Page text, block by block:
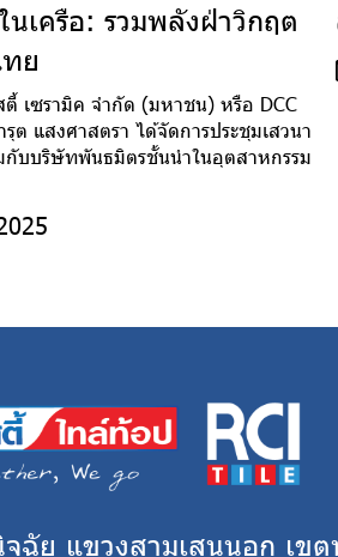
เครือ: รวมพลังฝ่าวิกฤต
ย
เซรามิค จำกัด (มหาชน) หรือ DCC
ต แสงศาสตรา ได้จัดการประชุมเสวนา
กับบริษัทพันธมิตรชั้นนำในอุตสาหกรรม
ย แขวงสามเสนนอก เขต